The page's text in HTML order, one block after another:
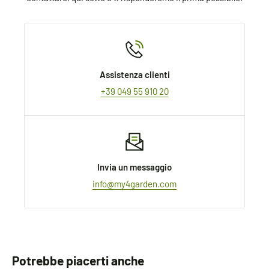
Assistenza clienti
+39 049 55 910 20
Invia un messaggio
info@my4garden.com
Potrebbe piacerti anche